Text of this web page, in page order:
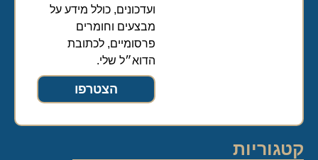
ועדכונים, כולל מידע על
מבצעים וחומרים
פרסומיים, לכתובת
הדוא״ל שלי.
הצטרפו
קטגוריות